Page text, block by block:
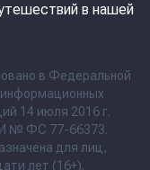
в нашей
в Федеральной
14 июля 2016 г.
№ ФС 77-66373.
для лиц,
лет (16+).